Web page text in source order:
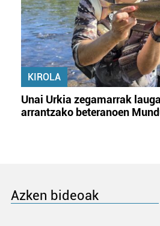
KIROLA
Unai Urkia zegamarrak
arrantzako beteranoen
Azken bideoak